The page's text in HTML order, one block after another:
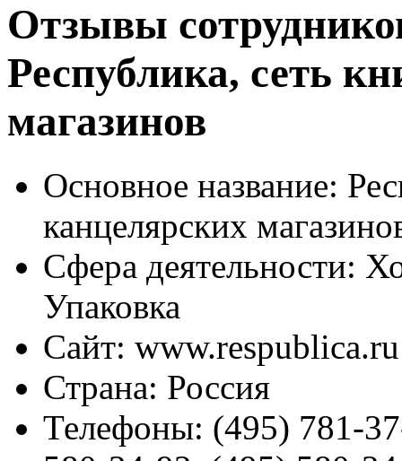
Отзывы
Республика, сеть
магазинов
Основное название:
канцелярских
Сфера деятельности:
Упаковка
Сайт: www.respublica.ru
Страна: Россия
Телефоны: (495) 781-